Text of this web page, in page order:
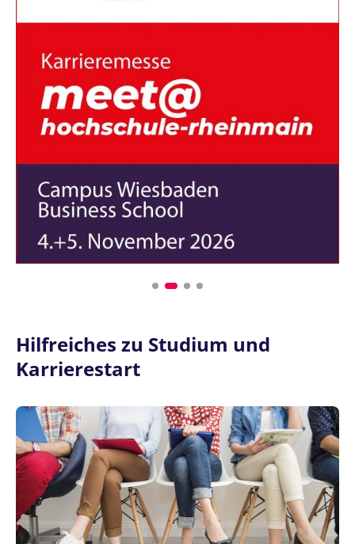
Hilfreiches zu Studium und
Karrierestart